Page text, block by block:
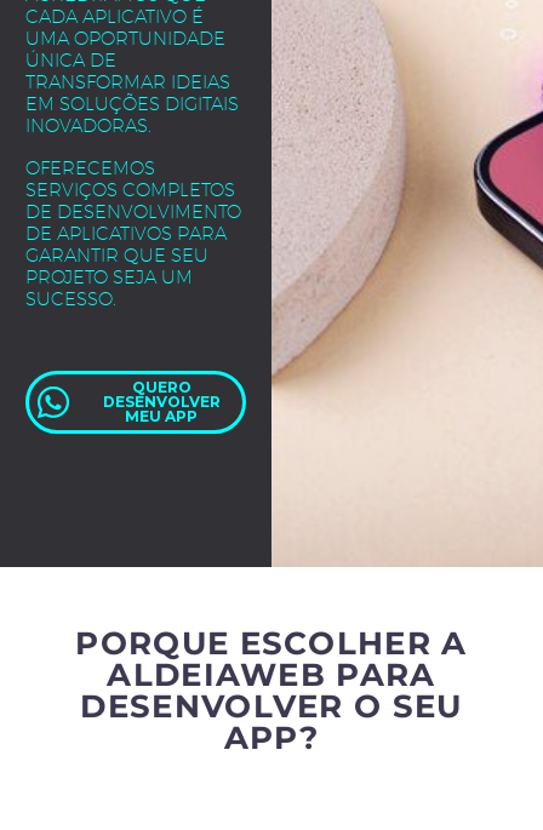
CADA APLICATIVO É
UMA OPORTUNIDADE
ÚNICA DE
TRANSFORMAR IDEIAS
EM SOLUÇÕES DIGITAIS
INOVADORAS.
OFERECEMOS
SERVIÇOS COMPLETOS
DE DESENVOLVIMENTO
DE APLICATIVOS PARA
GARANTIR QUE SEU
PROJETO SEJA UM
SUCESSO.
QUERO
DESENVOLVER
MEU APP
PORQUE ESCOLHER A
ALDEIAWEB PARA
DESENVOLVER O SEU
APP?